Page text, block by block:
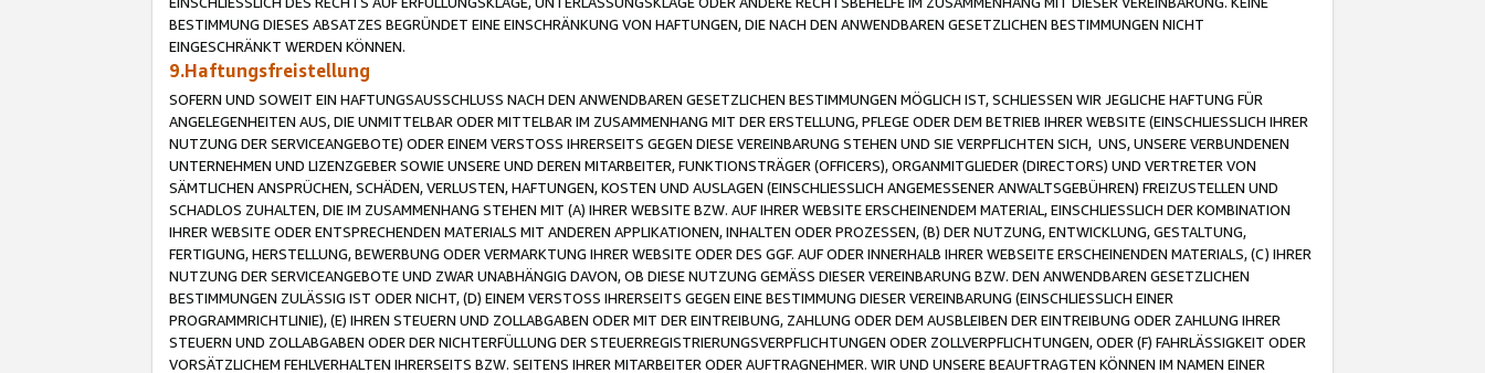
BESTIMMUNG DIESES ABSATZES BEGRÜNDET EINE EINSCHRÄNKUNG VON HAFTUNGEN, DIE NACH DEN ANWENDBAREN GESETZLICHEN BESTIMMUNGEN NICHT
EINGESCHRÄNKT WERDEN KÖNNEN.
9.Haftungsfreistellung
SOFERN UND SOWEIT EIN HAFTUNGSAUSSCHLUSS NACH DEN ANWENDBAREN GESETZLICHEN BESTIMMUNGEN MÖGLICH IST, SCHLIESSEN WIR JEGLICHE HAFTUNG FÜR
ANGELEGENHEITEN AUS, DIE UNMITTELBAR ODER MITTELBAR IM ZUSAMMENHANG MIT DER ERSTELLUNG, PFLEGE ODER DEM BETRIEB IHRER WEBSITE (EINSCHLIESSLICH IHRER
NUTZUNG DER SERVICEANGEBOTE) ODER EINEM VERSTOSS IHRERSEITS GEGEN DIESE VEREINBARUNG STEHEN UND SIE VERPFLICHTEN SICH, UNS, UNSERE VERBUNDENEN
UNTERNEHMEN UND LIZENZGEBER SOWIE UNSERE UND DEREN MITARBEITER, FUNKTIONSTRÄGER (OFFICERS), ORGANMITGLIEDER (DIRECTORS) UND VERTRETER VON
SÄMTLICHEN ANSPRÜCHEN, SCHÄDEN, VERLUSTEN, HAFTUNGEN, KOSTEN UND AUSLAGEN (EINSCHLIESSLICH ANGEMESSENER ANWALTSGEBÜHREN) FREIZUSTELLEN UND
SCHADLOS ZUHALTEN, DIE IM ZUSAMMENHANG STEHEN MIT (A) IHRER WEBSITE BZW. AUF IHRER WEBSITE ERSCHEINENDEM MATERIAL, EINSCHLIESSLICH DER KOMBINATION
IHRER WEBSITE ODER ENTSPRECHENDEN MATERIALS MIT ANDEREN APPLIKATIONEN, INHALTEN ODER PROZESSEN, (B) DER NUTZUNG, ENTWICKLUNG, GESTALTUNG,
FERTIGUNG, HERSTELLUNG, BEWERBUNG ODER VERMARKTUNG IHRER WEBSITE ODER DES GGF. AUF ODER INNERHALB IHRER WEBSEITE ERSCHEINENDEN MATERIALS, (C) IHRER
NUTZUNG DER SERVICEANGEBOTE UND ZWAR UNABHÄNGIG DAVON, OB DIESE NUTZUNG GEMÄSS DIESER VEREINBARUNG BZW. DEN ANWENDBAREN GESETZLICHEN
BESTIMMUNGEN ZULÄSSIG IST ODER NICHT, (D) EINEM VERSTOSS IHRERSEITS GEGEN EINE BESTIMMUNG DIESER VEREINBARUNG (EINSCHLIESSLICH EINER
PROGRAMMRICHTLINIE), (E) IHREN STEUERN UND ZOLLABGABEN ODER MIT DER EINTREIBUNG, ZAHLUNG ODER DEM AUSBLEIBEN DER EINTREIBUNG ODER ZAHLUNG IHRER
STEUERN UND ZOLLABGABEN ODER DER NICHTERFÜLLUNG DER STEUERREGISTRIERUNGSVERPFLICHTUNGEN ODER ZOLLVERPFLICHTUNGEN, ODER (F) FAHRLÄSSIGKEIT ODER
VORSÄTZLICHEM FEHLVERHALTEN IHRERSEITS BZW. SEITENS IHRER MITARBEITER ODER AUFTRAGNEHMER. WIR UND UNSERE BEAUFTRAGTEN KÖNNEN IM NAMEN EINER